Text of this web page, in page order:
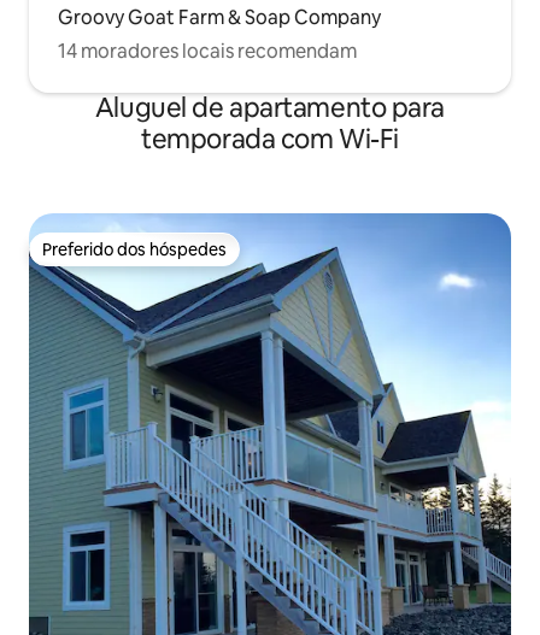
Groovy Goat Farm & Soap Company
14 moradores locais recomendam
Aluguel de apartamento para
temporada com Wi-Fi
Preferido dos hóspedes
Preferido dos hóspedes